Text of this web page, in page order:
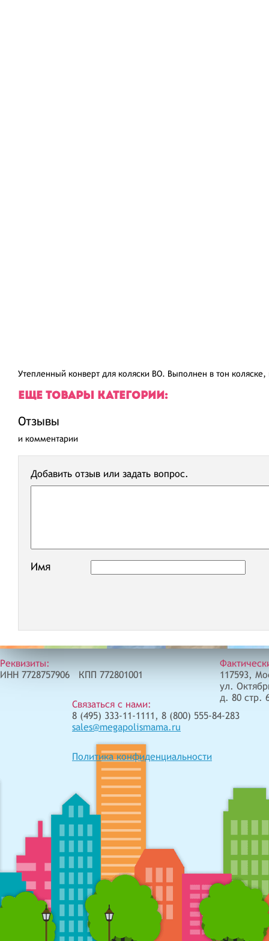
Утепленный конверт для коляски BO. Выполнен в тон
ЕЩЕ ТОВАРЫ КАТЕГОРИИ:
Отзывы
и комментарии
Добавить отзыв или задать вопрос.
Имя
Реквизиты:
ИНН 7728757906 КПП 772801001
Связаться с нами:
8 (495) 333-11-1111, 8 (800) 555-84-283
sales@megapolismama.ru
Политика конфиденциальности
117593,
ул.
д. 80 стр.